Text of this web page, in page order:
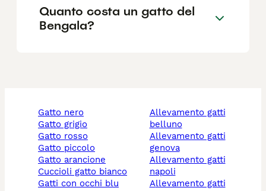
Quanto costa un gatto del
Bengala?
gatto nero
gatto grigio
gatto rosso
gatto piccolo
gatto arancione
cuccioli gatto bianco
gatti con occhi blu
allevamento gatti
belluno
allevamento gatti
genova
allevamento gatti
napoli
allevamento gatti